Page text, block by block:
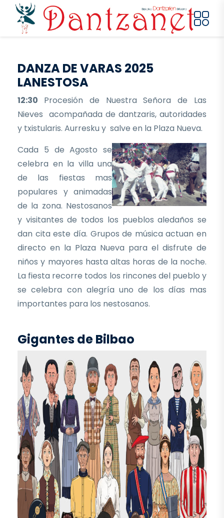
Pasar al contenido principal
DANZA DE VARAS 2025
LANESTOSA
12:30 Procesión de Nuestra Señora de Las
Nieves acompañada de dantzaris, autoridades
y txistularis. Aurresku y salve en la Plaza Nueva.
Cada 5 de Agosto se
celebra en la villa una
de las fiestas mas
populares y animadas
de la zona. Nestosanos
y visitantes de todos los pueblos aledaños se
dan cita este día. Grupos de música actuan en
directo en la Plaza Nueva para el disfrute de
niños y mayores hasta altas horas de la noche.
La fiesta recorre todos los rincones del pueblo y
se celebra con alegría uno de los días mas
importantes para los nestosanos.
Gigantes de Bilbao